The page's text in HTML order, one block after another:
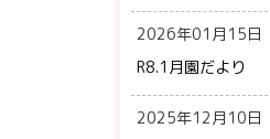
2026年01月15日
R8.1月園だより
2025年12月10日